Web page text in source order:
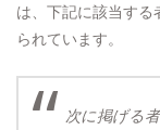
は、下記に該当す
られています。
次に掲げる